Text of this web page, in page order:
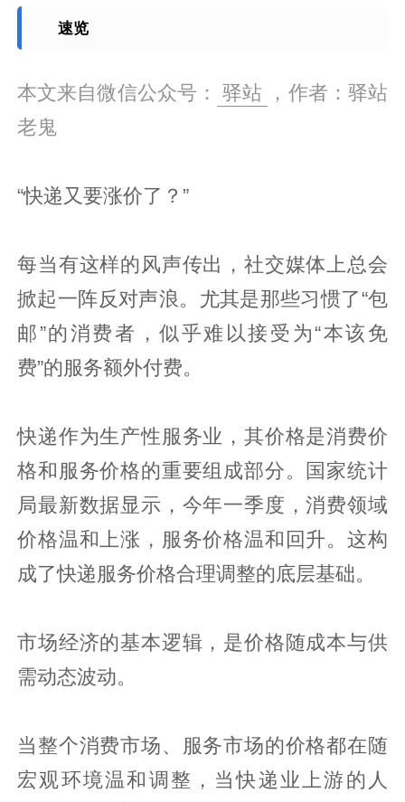
速览
本文来自微信公众号： 驿站
，作者：驿站
老鬼
“快递又要涨价了？”
每当有这样的风声传出，社交媒体上总会
掀起一阵反对声浪。尤其是那些习惯了“包
邮”的消费者，似乎难以接受为“本该免
费”的服务额外付费。
快递作为生产性服务业，其价格是消费价
格和服务价格的重要组成部分。国家统计
局最新数据显示，今年一季度，消费领域
价格温和上涨，服务价格温和回升。这构
成了快递服务价格合理调整的底层基础。
市场经济的基本逻辑，是价格随成本与供
需动态波动。
当整个消费市场、服务市场的价格都在随
宏观环境温和调整，当快递业上游的人